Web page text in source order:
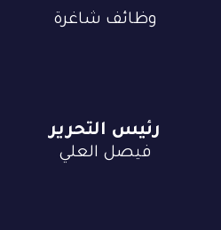
وظائف شاغرة
رئيس التحرير
فيصل العلي